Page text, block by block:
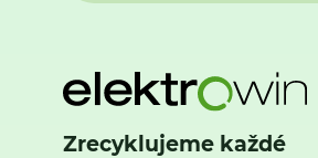
Zrecyklujeme každé